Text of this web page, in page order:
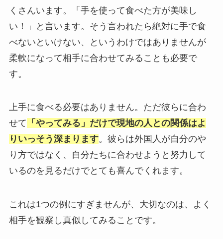
くさんいます。「手を使って食べた方が美味し
い！」と言います。そう言われたら絶対に手で食
べないといけない、というわけではありませんが
柔軟になって相手に合わせてみることも必要で
す。
上手に食べる必要はありません。ただ彼らに合わ
せて 「やってみる」だけで現地の人との関係はよ
りいっそう深まります。彼らは外国人が自分のや
り方ではなく、自分たちに合わせようと努力して
いるのを見るだけでとても喜んでくれます。
これは1つの例にすぎませんが、大切なのは、よく
相手を観察し真似してみることです。